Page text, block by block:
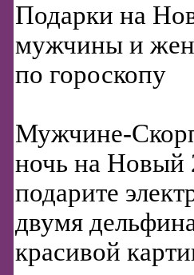
Подарки на
мужчины и
по гороскопу
Мужчине-
ночь на Новый
подарите
двумя
красивой